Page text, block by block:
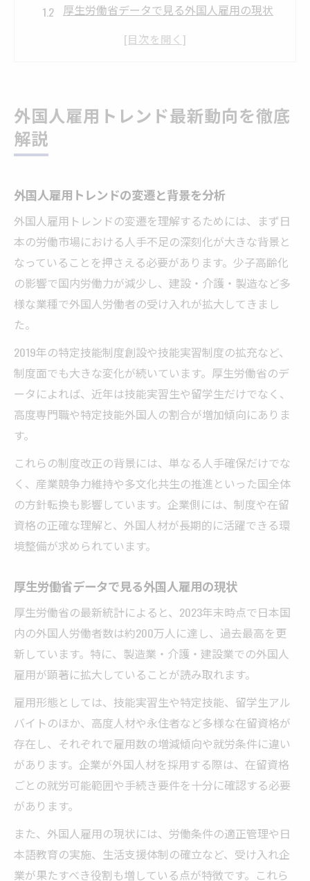
厚生労働省データで見る外国人雇用の現状
国別ランキングで読み解く外国人雇用の特
外国人雇用実態調査で分かる課題と対策
変化する雇用市場で外国人採用を考える
企業が直面する外国人雇用の新たな課題
外国人雇用における採用市場の最新傾向
海外比較で知る外国人雇用の多様性と可能
性
外国人労働者受け入れに必要な準備とは
人手不足時代の企業に必要な外国人雇用対策
イント
外国人雇用対策として重要な制度理解
業種別に見る外国人雇用の実践的対策
外国人雇用で失敗しないためのリスク管理
海外比較から読み解く日本の雇用状況
外国人雇用海外比較で分かる日本の現状
受け入れ国ランキングから見る日本の課題
外国人が多い国ランキングとその要因分析
外国人雇用トレンドに学ぶ諸外国の成功事
例
外国人雇用実態調査で見える課題と対応
外国人雇用実態調査から見えた主要課題
外国人雇用におけるコミュニケーションの
壁
在留資格別に異なる外国人雇用の注意点
外国人雇用推進に不可欠なサポート体制
外国人雇用実態調査を活用した企業の改善
策
今注目される外国人材受け入れのポイント
外国人雇用で求められる受け入れ体制の整
備
外国人雇用トレンド最新動向を徹底
解説
外国人雇用トレンドの変遷と背景を分析
外国人雇用トレンドの変遷を理解するためには、まず日
本の労働市場における人手不足の深刻化が大きな背景と
なっていることを押さえる必要があります。少子高齢化
の影響で国内労働力が減少し、建設・介護・製造など多
様な業種で外国人労働者の受け入れが拡大してきまし
た。
2019年の特定技能制度創設や技能実習制度の拡充など、
制度面でも大きな変化が続いています。厚生労働省のデ
ータによれば、近年は技能実習生や留学生だけでなく、
高度専門職や特定技能外国人の割合が増加傾向にありま
す。
これらの制度改正の背景には、単なる人手確保だけでな
く、産業競争力維持や多文化共生の推進といった国全体
の方針転換も影響しています。企業側には、制度や在留
資格の正確な理解と、外国人材が長期的に活躍できる環
境整備が求められています。
厚生労働省データで見る外国人雇用の現状
厚生労働省の最新統計によると、2023年末時点で日本国
内の外国人労働者数は約200万人に達し、過去最高を更
新しています。特に、製造業・介護・建設業での外国人
雇用が顕著に拡大していることが読み取れます。
雇用形態としては、技能実習生や特定技能、留学生アル
バイトのほか、高度人材や永住者など多様な在留資格が
存在し、それぞれで雇用数の増減傾向や就労条件に違い
があります。企業が外国人材を採用する際は、在留資格
ごとの就労可能範囲や手続き要件を十分に確認する必要
があります。
また、外国人雇用の現状には、労働条件の適正管理や日
本語教育の実施、生活支援体制の確立など、受け入れ企
業が果たすべき役割も増している点が特徴です。これら